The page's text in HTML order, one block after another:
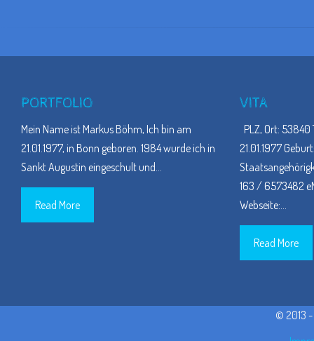
PORTFOLIO
Mein Name ist Markus Böhm, Ich bin am
21.01.1977, in Bonn geboren. 1984 wurde ich in
Sankt Augustin eingeschult und…
Read More
VITA
PLZ, Ort:
21.01.1977
163 / 6573482
Webseite:…
Read More
© 2013